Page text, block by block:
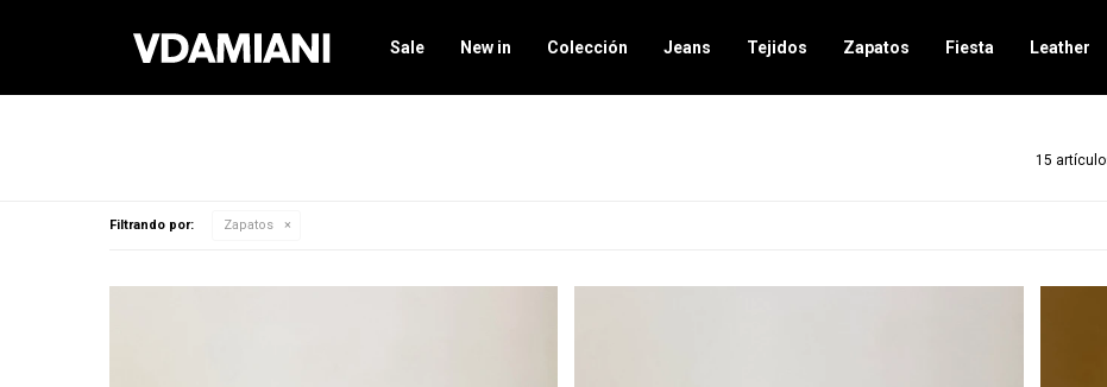
Sale New in Colección Jeans Tejidos Zapatos Fiesta Leather
15
Filtrando por: Zapatos